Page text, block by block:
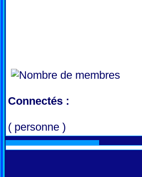
Connectés :
( personne )